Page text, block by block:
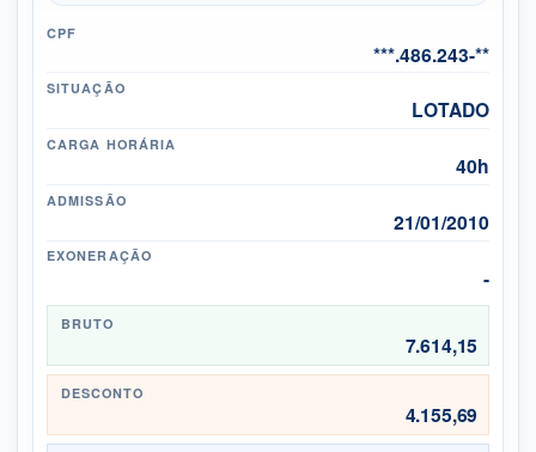
CPF
***.486.243-**
SITUAÇÃO
LOTADO
CARGA HORÁRIA
40h
ADMISSÃO
21/01/2010
EXONERAÇÃO
-
BRUTO
7.614,15
DESCONTO
4.155,69